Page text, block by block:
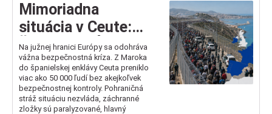
Mimoriadna
situácia v Ceute:
Žiadajme EÚ, aby
okamžite
zabezpečila
európske hranice!
Na južnej hranici Európy sa odohráva
vážna bezpečnostná kríza. Z Maroka
do španielskej enklávy Ceuta preniklo
viac ako 50 000 ľudí bez akejkoľvek
bezpečnostnej kontroly. Pohraničná
stráž situáciu nezvláda, záchranné
zložky sú paralyzované, hlavný